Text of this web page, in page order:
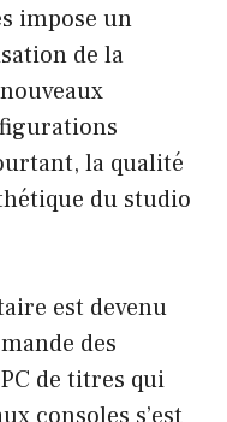
impose un
de la
la qualité
du studio
est devenu
des
de titres qui
consoles s’est